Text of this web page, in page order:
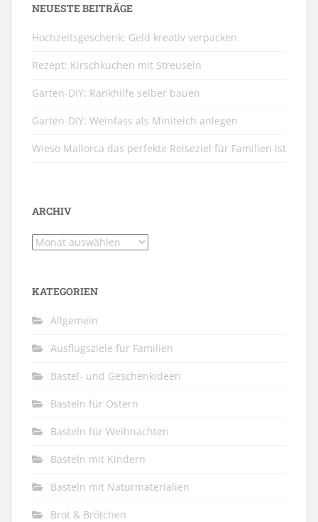
NEUESTE BEITRÄGE
Hochzeitsgeschenk: Geld kreativ verpacken
Rezept: Kirschkuchen mit Streuseln
Garten-DIY: Rankhilfe selber bauen
Garten-DIY: Weinfass als Miniteich anlegen
Wieso Mallorca das perfekte Reiseziel für Familien ist
ARCHIV
Archiv
KATEGORIEN
Allgemein
Ausflugsziele für Familien
Bastel- und Geschenkideen
Basteln für Ostern
Basteln für Weihnachten
Basteln mit Kindern
Basteln mit Naturmaterialien
Brot & Brötchen